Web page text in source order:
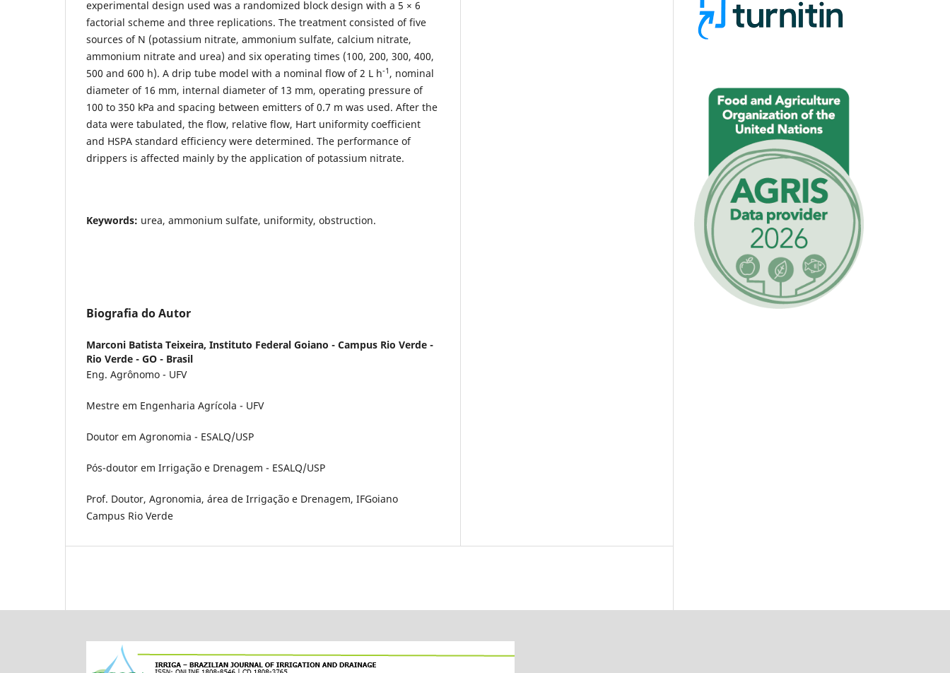
experimental design used was a randomized block design with a 5 × 6
factorial scheme and three replications. The treatment consisted of five
sources of N (potassium nitrate, ammonium sulfate, calcium nitrate,
ammonium nitrate and urea) and six operating times (100, 200, 300, 400,
500 and 600 h). A drip tube model with a nominal flow of 2 L h-1 , nominal
diameter of 16 mm, internal diameter of 13 mm, operating pressure of
100 to 350 kPa and spacing between emitters of 0.7 m was used. After the
data were tabulated, the flow, relative flow, Hart uniformity coefficient
and HSPA standard efficiency were determined. The performance of
drippers is affected mainly by the application of potassium nitrate.
Keywords: urea, ammonium sulfate, uniformity, obstruction.
Biografia do Autor
Marconi Batista Teixeira, Instituto Federal Goiano - Campus Rio Verde -
Rio Verde - GO - Brasil
Eng. Agrônomo - UFV
Mestre em Engenharia Agrícola - UFV
Doutor em Agronomia - ESALQ/USP
Pós-doutor em Irrigação e Drenagem - ESALQ/USP
Prof. Doutor, Agronomia, área de Irrigação e Drenagem, IFGoiano
Campus Rio Verde